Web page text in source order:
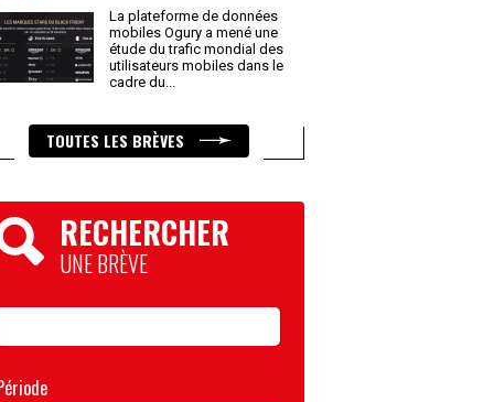
La plateforme de données
mobiles Ogury a mené une
étude du trafic mondial des
utilisateurs mobiles dans le
cadre du...
TOUTES LES BRÈVES
RECHERCHER
UNE BRÈVE